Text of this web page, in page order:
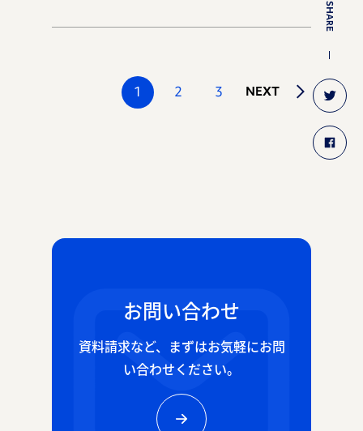
SHARE
1 2 3 NEXT
お問い合わせ
資料請求など、 まずはお気軽にお問
い合わせください。